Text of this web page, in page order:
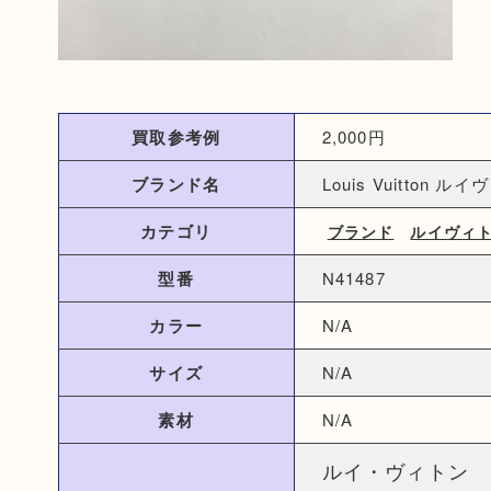
買取参考例 2,000円
ブランド名 Louis Vuitton ルイヴ
カテゴリ ブランド ルイヴィ
型番 N41487
カラー N/A
サイズ N/A
素材 N/A
ルイ・ヴィトン